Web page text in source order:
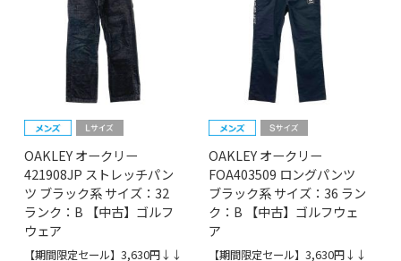
OAKLEY オークリー
421908JP ストレッチパン
ツ ブラック系 サイズ：32
ランク：B 【中古】ゴルフ
ウェア
【期間限定セール】3,630円↓↓
OAKLEY オークリー
FOA403509 ロングパンツ
ブラック系 サイズ：36 ラン
ク：B 【中古】ゴルフウェ
ア
【期間限定セール】3,630円↓↓